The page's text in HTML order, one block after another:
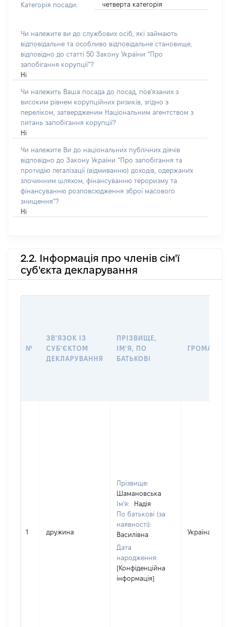
Категорія посади: четверта категорія
Чи належите ви до службових осіб, які займають
відповідальне та особливо відповідальне становище,
відповідно до статті 50 Закону України “Про
запобігання корупції”?
Ні
Чи належить Ваша посада до посад, пов'язаних з
високим рівнем корупційних ризиків, згідно з
переліком, затвердженим Національним агентством з
питань запобігання корупції?
Ні
Чи належите Ви до національних публічних діячів
відповідно до Закону України “Про запобігання та
протидію легалізації (відмиванню) доходів, одержаних
злочинним шляхом, фінансуванню тероризму та
фінансуванню розповсюдження зброї масового
знищення”?
Ні
2.2. Інформація про членів сім'ї
суб'єкта декларування
№
ЗВ'ЯЗОК ІЗ
СУБ'ЄКТОМ
ДЕКЛАРУВАННЯ
ПРІЗВИЩЕ,
ІМ'Я, ПО
БАТЬКОВІ
1 дружина
Прізвище:
Шамановська
Ім'я:
Надія
По батькові (за
наявності):
Василівна
Дата
народження:
[Конфіденційна
інформація]
Україна